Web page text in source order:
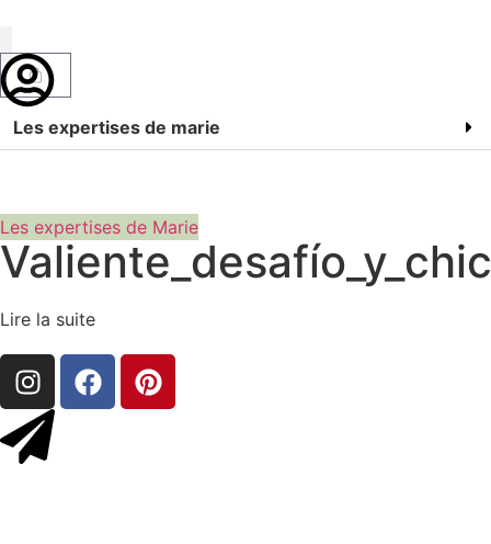
Les expertises de marie
Les expertises de Marie
Lire la suite